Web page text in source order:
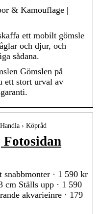
& Kamouflage |
ett mobilt gömsle
och djur, och
sådana.
Gömslen på
ett stort urval av
› Köpråd
· 1 590 kr
cm Ställs upp · 1 590
akvarieinre · 179